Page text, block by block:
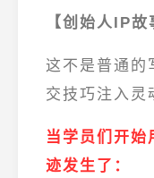
【创始人IP故
这不是普通的
交技巧注入灵
当学员们开始
迹发生了：